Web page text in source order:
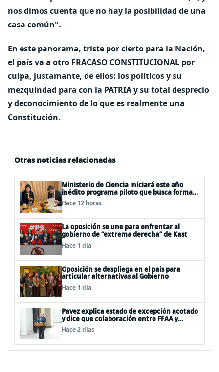
nos dimos cuenta que no hay la posibilidad de una
casa común".
En este panorama, triste por cierto para la Nación,
el país va a otro FRACASO CONSTITUCIONAL por
culpa, justamante, de ellos: los politicos y su
mezquindad para con la PATRIA y su total desprecio
y deconocimiento de lo que es realmente una
Constitución.
Otras noticias relacionadas
Ministerio de Ciencia iniciará este año
inédito programa piloto que busca formar
estudiantes de enseñanza media en
ciberseguridad
Hace 12 horas
La oposición se une para enfrentar al
gobierno de “extrema derecha” de Kast
Hace 1 día
Oposición se despliega en el país para
articular alternativas al Gobierno
Hace 1 día
Pavez explica estado de excepción acotado
y dice que colaboración entre FFAA y
policías, “es algo del todo pertinente
analizar”
Hace 2 días